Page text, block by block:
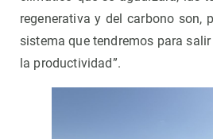
regenerativa y del carbono son,
sistema que tendremos para
la productividad”.